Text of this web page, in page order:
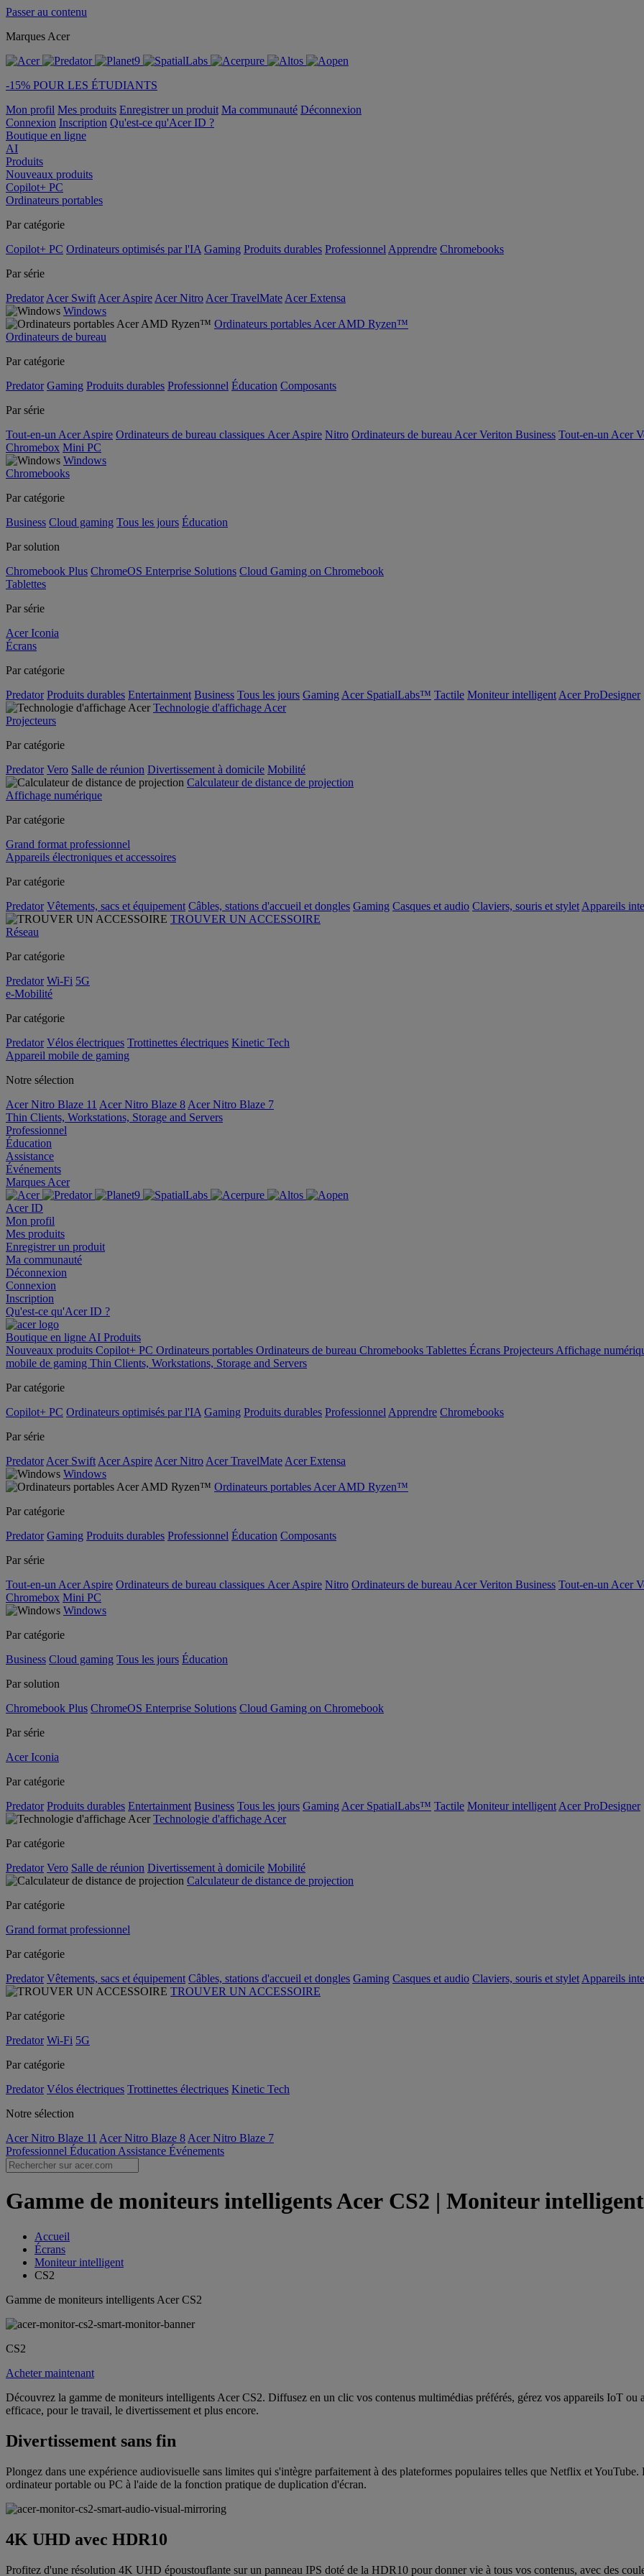
Passer au contenu
Marques Acer
-15% POUR LES ÉTUDIANTS
Mon profil Mes produits Enregistrer un produit Ma communauté Déconnexion
Connexion Inscription Qu'est-ce qu'Acer ID ?
Boutique en ligne
AI
Produits
Nouveaux produits
Copilot+ PC
Ordinateurs portables
Par catégorie
Copilot+ PC Ordinateurs optimisés par l'IA Gaming Produits durables Professionnel Apprendre Chromebooks
Par série
Predator Acer Swift Acer Aspire Acer Nitro Acer TravelMate Acer Extensa
Windows
Ordinateurs portables Acer AMD Ryzen™
Ordinateurs de bureau
Par catégorie
Predator Gaming Produits durables Professionnel Éducation Composants
Par série
Tout-en-un Acer Aspire Ordinateurs de bureau classiques Acer Aspire Nitro Ordinateurs de bureau Acer Veriton Business Tout-en-un Acer
Chromebox Mini PC
Windows
Chromebooks
Par catégorie
Business Cloud gaming Tous les jours Éducation
Par solution
Chromebook Plus ChromeOS Enterprise Solutions Cloud Gaming on Chromebook
Tablettes
Par série
Acer Iconia
Écrans
Par catégorie
Predator Produits durables Entertainment Business Tous les jours Gaming Acer SpatialLabs™ Tactile Moniteur intelligent Acer ProDesigner
Technologie d'affichage Acer
Projecteurs
Par catégorie
Predator Vero Salle de réunion Divertissement à domicile Mobilité
Calculateur de distance de projection
Affichage numérique
Par catégorie
Grand format professionnel
Appareils électroniques et accessoires
Par catégorie
Predator Vêtements, sacs et équipement Câbles, stations d'accueil et dongles Gaming Casques et audio Claviers, souris et stylet Appareils
TROUVER UN ACCESSOIRE
Réseau
Par catégorie
Predator Wi-Fi 5G
e-Mobilité
Par catégorie
Predator Vélos électriques Trottinettes électriques Kinetic Tech
Appareil mobile de gaming
Notre sélection
Acer Nitro Blaze 11 Acer Nitro Blaze 8 Acer Nitro Blaze 7
Thin Clients, Workstations, Storage and Servers
Professionnel
Éducation
Assistance
Événements
Marques Acer
Acer ID
Mon profil
Mes produits
Enregistrer un produit
Ma communauté
Déconnexion
Connexion
Inscription
Qu'est-ce qu'Acer ID ?
Boutique en ligne AI Produits
Nouveaux produits Copilot+ PC Ordinateurs portables Ordinateurs de bureau Chromebooks Tablettes Écrans Projecteurs Affichage
mobile de gaming Thin Clients, Workstations, Storage and Servers
Par catégorie
Copilot+ PC Ordinateurs optimisés par l'IA Gaming Produits durables Professionnel Apprendre Chromebooks
Par série
Predator Acer Swift Acer Aspire Acer Nitro Acer TravelMate Acer Extensa
Windows
Ordinateurs portables Acer AMD Ryzen™
Par catégorie
Predator Gaming Produits durables Professionnel Éducation Composants
Par série
Tout-en-un Acer Aspire Ordinateurs de bureau classiques Acer Aspire Nitro Ordinateurs de bureau Acer Veriton Business Tout-en-un Acer
Chromebox Mini PC
Windows
Par catégorie
Business Cloud gaming Tous les jours Éducation
Par solution
Chromebook Plus ChromeOS Enterprise Solutions Cloud Gaming on Chromebook
Par série
Acer Iconia
Par catégorie
Predator Produits durables Entertainment Business Tous les jours Gaming Acer SpatialLabs™ Tactile Moniteur intelligent Acer ProDesigner
Technologie d'affichage Acer
Par catégorie
Predator Vero Salle de réunion Divertissement à domicile Mobilité
Calculateur de distance de projection
Par catégorie
Grand format professionnel
Par catégorie
Predator Vêtements, sacs et équipement Câbles, stations d'accueil et dongles Gaming Casques et audio Claviers, souris et stylet Appareils
TROUVER UN ACCESSOIRE
Par catégorie
Predator Wi-Fi 5G
Par catégorie
Predator Vélos électriques Trottinettes électriques Kinetic Tech
Notre sélection
Acer Nitro Blaze 11 Acer Nitro Blaze 8 Acer Nitro Blaze 7
Professionnel Éducation Assistance Événements
Gamme de moniteurs intelligents Acer CS2 | Moniteur intelligent
Accueil
Écrans
Moniteur intelligent
CS2
Gamme de moniteurs intelligents Acer CS2
CS2
Acheter maintenant
Découvrez la gamme de moniteurs intelligents Acer CS2. Diffusez en un clic vos contenus multimédias préférés, gérez vos appareils IoT ou
efficace, pour le travail, le divertissement et plus encore.
Divertissement sans fin
Plongez dans une expérience audiovisuelle sans limites qui s'intègre parfaitement à des plateformes populaires telles que Netflix et
ordinateur portable ou PC à l'aide de la fonction pratique de duplication d'écran.
4K UHD avec HDR10
Profitez d'une résolution 4K UHD époustouflante sur un panneau IPS doté de la HDR10 pour donner vie à tous vos contenus, avec des